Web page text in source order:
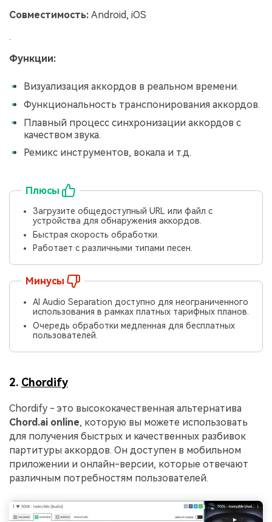
Совместимость: Android, iOS
.
Функции:
Визуализация аккордов в реальном времени.
Функциональность транспонирования аккордов.
Плавный процесс синхронизации аккордов с
качеством звука.
Ремикс инструментов, вокала и т.д.
Плюсы
Загрузите общедоступный URL или файл с
устройства для обнаружения аккордов.
Быстрая скорость обработки.
Работает с различными типами песен.
Минусы
AI Audio Separation доступно для неограниченного
использования в рамках платных тарифных планов.
Очередь обработки медленная для бесплатных
пользователей.
2. Chordify
Chordify - это высококачественная альтернатива
Chord.ai online, которую вы можете использовать
для получения быстрых и качественных разбивок
партитуры аккордов. Он доступен в мобильном
приложении и онлайн-версии, которые отвечают
различным потребностям пользователей.